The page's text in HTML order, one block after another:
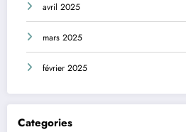
avril 2025
mars 2025
février 2025
Categories